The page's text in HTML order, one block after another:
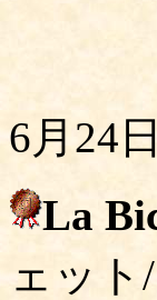
6月24日
La
ェッ